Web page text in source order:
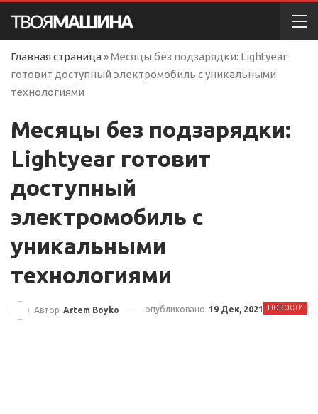
Главная страница »Месяцы без подзарядки: Lightyear
готовит доступный электромобиль с уникальными
технологиями
Месяцы без подзарядки:
Lightyear готовит
доступный
электромобиль с
уникальными
технологиями
НОВОСТИ
Автор Artem Boyko опубликовано 19 Дек, 2021